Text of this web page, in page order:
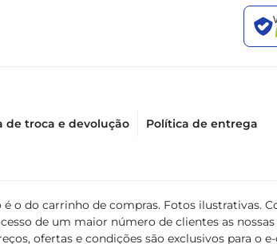
de troca e devolução Política de entrega
o do carrinho de compras. Fotos ilustrativas.
de um maior número de clientes as
ofertas e condições são exclusivos para o